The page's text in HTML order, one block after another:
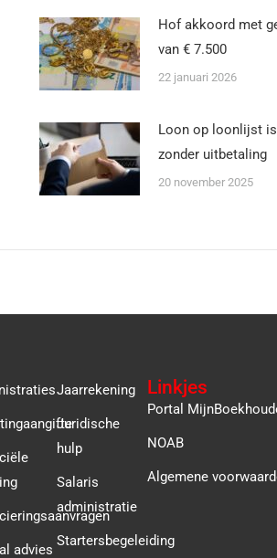
Hof akkoord met
van € 7.500
22 januari 2026
Loon op loonlijst
zonder uitbetaling
20 november 2025
advies
Jaarrekening
Juridische
hulp
Salaris
administratie
Startersbegeleiding
Linkjes
Portal
NOAB
Algemene